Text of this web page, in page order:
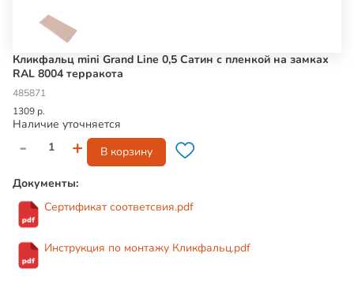
Кликфальц mini Grand Line 0,5 Сатин с пленкой на замках
RAL 8004 терракота
485871
1309 р.
Наличие уточняется
- + В корзину
Документы:
Сертификат соответсвия.pdf
Инструкция по монтажу Кликфальц.pdf